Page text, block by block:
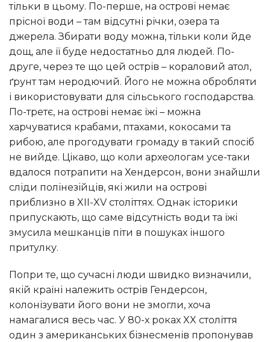
тільки в цьому. По-перше, на острові немає
прісної води – там відсутні річки, озера та
джерела. Збирати воду можна, тільки коли йде
дощ, але її буде недостатньо для людей. По-
друге, через те що цей острів – кораловий атол,
ґрунт там неродючий. Його не можна обробляти
і використовувати для сільського господарства.
По-третє, на острові немає їжі – можна
харчуватися крабами, птахами, кокосами та
рибою, але прогодувати громаду в такий спосіб
не вийде. Цікаво, що коли археологам усе-таки
вдалося потрапити на Хендерсон, вони знайшли
сліди полінезійців, які жили на острові
приблизно в XII-XV століттях. Однак історики
припускають, що саме відсутність води та їжі
змусила мешканців піти в пошуках іншого
притулку.
Попри те, що сучасні люди швидко визначили,
якій країні належить острів Гендерсон,
колонізувати його вони не змогли, хоча
намагалися весь час. У 80-х роках XX століття
один з американських бізнесменів пропонував